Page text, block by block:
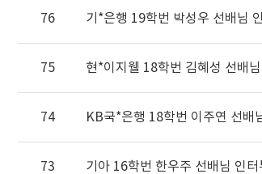
76 기*은행 19학번 박성우 선배님
75 현*이지웰 18학번 김혜성 선배
74 KB국*은행 18학번 이주연 선배
73 기아 16학번 한우주 선배님 인